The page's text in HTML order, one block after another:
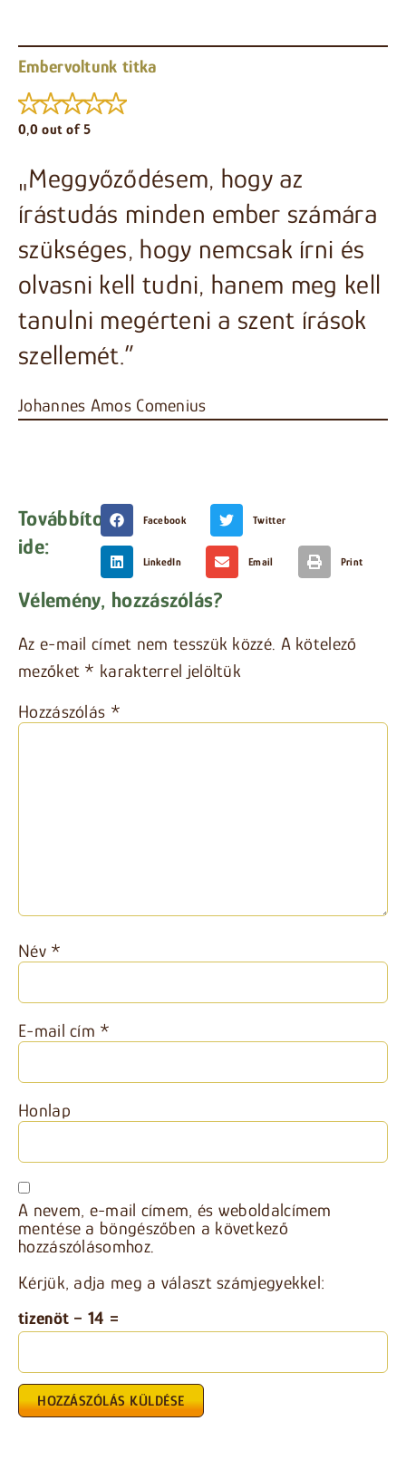
Embervoltunk titka
0,0 out of 5
„Meggyőződésem, hogy az
írástudás minden ember számára
szükséges, hogy nemcsak írni és
olvasni kell tudni, hanem meg kell
tanulni megérteni a szent írások
szellemét.”
Johannes Amos Comenius
Továbbítom
ide:
Facebook Twitter
LinkedIn Email Print
Vélemény, hozzászólás?
Az e-mail címet nem tesszük közzé. A kötelező
mezőket * karakterrel jelöltük
Hozzászólás *
Név *
E-mail cím *
Honlap
A nevem, e-mail címem, és weboldalcímem
mentése a böngészőben a következő
hozzászólásomhoz.
Kérjük, adja meg a választ számjegyekkel:
tizenöt − 14 =